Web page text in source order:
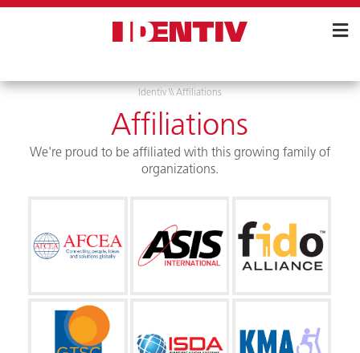
Identiv\\Affiliations
Affiliations
We're proud to be affiliated with this growing family of
organizations.